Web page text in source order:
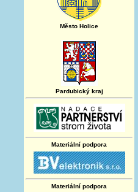
Město Holice
Pardubický kraj
Materiální podpora
Materiální podpora